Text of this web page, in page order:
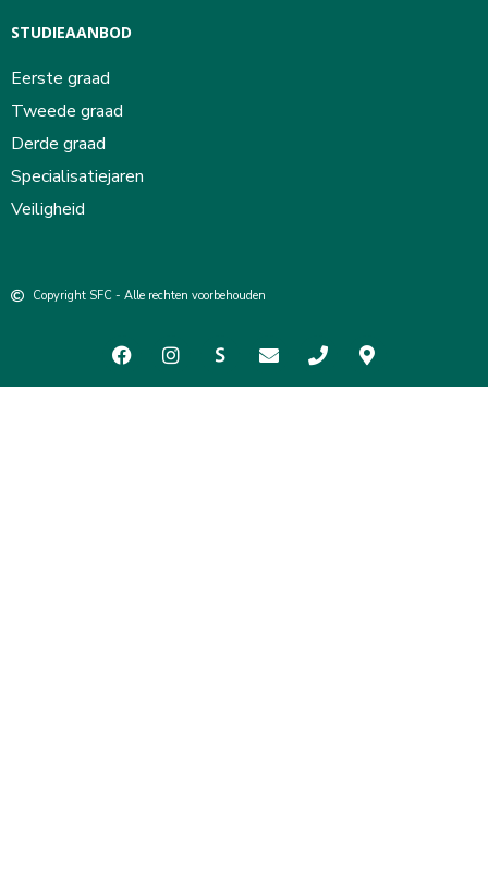
STUDIEAANBOD
Eerste graad
Tweede graad
Derde graad
Specialisatiejaren
Veiligheid
Copyright SFC - Alle rechten voorbehouden